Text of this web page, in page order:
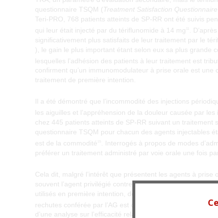
questionnaire TSQM (Treatment Satisfaction
Teri-PRO, 768 patients atteints de SP-RR ont été suivis
qui leur était injecté par du tériflunomide à 14 mg
.
significativement plus satisfaits de leur traitement par le
), le gain le plus important étant selon eux sa plus grande
lesquelles l’adhésion des patients à leur traitement est
confirment qu’un immunomodulateur à prise orale est
traitement de première intention.
Il a été démontré que l’incommodité des injections
les aiguilles et l’appréhension de la douleur causée par les
chez 445 patients atteints de SP-RR suivant un traitement
questionnaire TSQM pour chacun des agents injectables
est de la commodité
. Interrogés à propos de modes
préférer un traitement administré par voie orale une fois
Cela dit, malgré l’intérêt que présentent les agents à
souvent l’agent privilégié contre la SP-RR. Bien que nous
utilisés en première intention, deux analyses des études
rechutes conférée par l’AG est comparable à celle offerte
d’une analyse sur l’efficacité relative de l’AG et du DMFu